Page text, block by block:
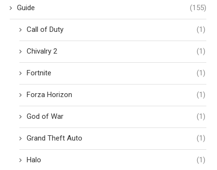
Guide (155)
Call of Duty (1)
Chivalry 2 (1)
Fortnite (1)
Forza Horizon (1)
God of War (1)
Grand Theft Auto (1)
Halo (1)